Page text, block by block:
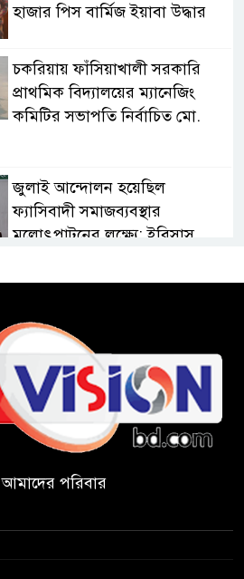
হাজার পিস বার্মিজ ইয়াবা উদ্ধার
চকরিয়ায় ফাঁসিয়াখালী সরকারি
প্রাথমিক বিদ্যালয়ের ম্যানেজিং
কমিটির সভাপতি নির্বাচিত মো.
জুলাই আন্দোলন হয়েছিল
ফ্যাসিবাদী সমাজব্যবস্থার
মূলোৎপাটনের লক্ষ্যে; ইবিসাস
পালন করছে তানযীমুল উম্মাহ
আলিম মাদ্রাসা
জুলাই গণঅভ্যুত্থান দিবসে কুবি
ছাত্রদলের পরিচ্ছন্নতা ও বৃক্ষরোপণ
কর্মসূচি
রাষ্ট্রবিরোধী গোপন কর্মকাণ্ডে’র দায়ে
আমাদের পরিবার